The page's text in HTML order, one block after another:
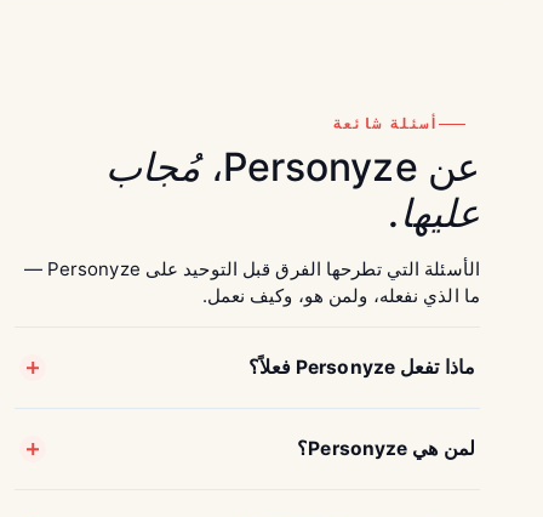
أسئلة شائعة
عن Personyze،
مُجاب
عليها.
الأسئلة التي تطرحها الفرق قبل التوحيد على Personyze —
ما الذي نفعله، ولمن هو، وكيف نعمل.
ماذا تفعل Personyze فعلاً؟
لمن هي Personyze؟